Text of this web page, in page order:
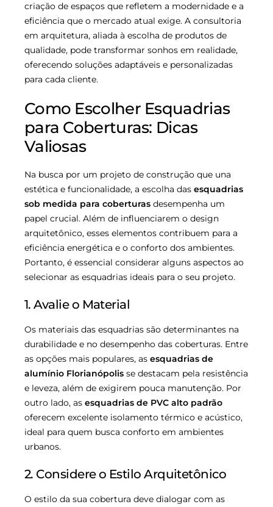
criação de espaços que refletem a modernidade e a
eficiência que o mercado atual exige. A consultoria
em arquitetura, aliada à escolha de produtos de
qualidade, pode transformar sonhos em realidade,
oferecendo soluções adaptáveis e personalizadas
para cada cliente.
Como Escolher Esquadrias
para Coberturas: Dicas
Valiosas
Na busca por um projeto de construção que una
estética e funcionalidade, a escolha das esquadrias
sob medida para coberturas desempenha um
papel crucial. Além de influenciarem o design
arquitetônico, esses elementos contribuem para a
eficiência energética e o conforto dos ambientes.
Portanto, é essencial considerar alguns aspectos ao
selecionar as esquadrias ideais para o seu projeto.
1. Avalie o Material
Os materiais das esquadrias são determinantes na
durabilidade e no desempenho das coberturas. Entre
as opções mais populares, as esquadrias de
alumínio Florianópolis se destacam pela resistência
e leveza, além de exigirem pouca manutenção. Por
outro lado, as esquadrias de PVC alto padrão
oferecem excelente isolamento térmico e acústico,
ideal para quem busca conforto em ambientes
urbanos.
2. Considere o Estilo Arquitetônico
O estilo da sua cobertura deve dialogar com as